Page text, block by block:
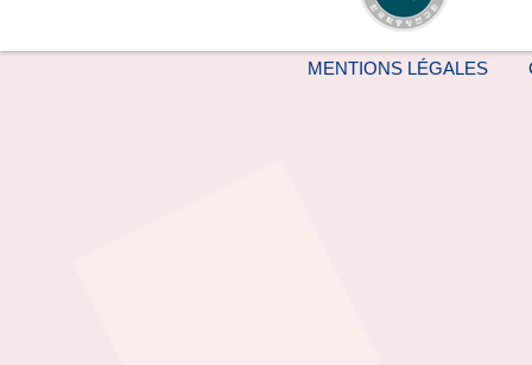
MENTIONS LÉGALES